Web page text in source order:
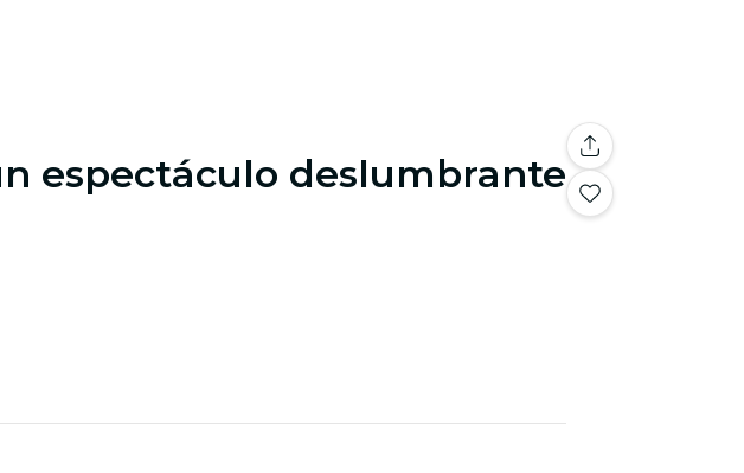
espectáculo deslumbrante